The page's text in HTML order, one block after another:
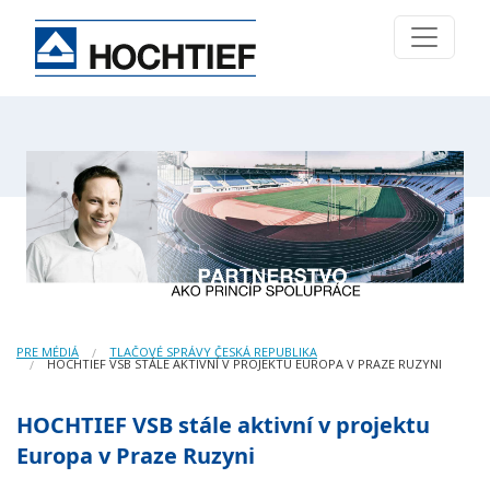
PRE MÉDIÁ TLAČOVÉ SPRÁVY ČESKÁ REPUBLIKA
HOCHTIEF VSB STÁLE AKTIVNÍ V PROJEKTU EUROPA V PRAZE RUZYNI
HOCHTIEF VSB stále aktivní v projektu
Europa v Praze Ruzyni